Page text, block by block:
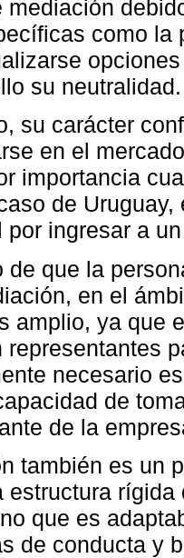
mediación
como la
su neutralidad.
su carácter
en el
importancia
de
por ingresar a
de que la
en el
amplio, ya que
representantes
necesario
de
de la
también es un
estructura
que es
de conducta y